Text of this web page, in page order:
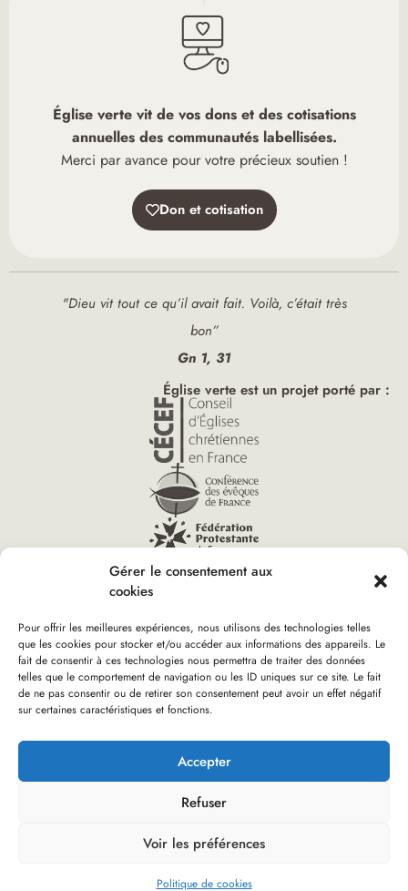
Gérer le consentement aux
cookies
Pour offrir les meilleures expériences, nous utilisons des technologies telles
que les cookies pour stocker et/ou accéder aux informations des appareils. Le
fait de consentir à ces technologies nous permettra de traiter des données
telles que le comportement de navigation ou les ID uniques sur ce site. Le fait
de ne pas consentir ou de retirer son consentement peut avoir un effet négatif
sur certaines caractéristiques et fonctions.
Accepter
Refuser
Voir les préférences
Politique de cookies
Église verte vit de vos dons et des cotisations
annuelles des communautés labellisées.
Merci par avance pour votre précieux soutien !
Don et cotisation
"Dieu vit tout ce qu’il avait fait. Voilà, c’était très
bon”
Gn 1, 31
Église verte est un projet porté par :
Vous êtes ici :
Accueil»Église verte – Label général»Carte des
communautés engagées
Mentions Légales
Réalisation : olivgraphic.com